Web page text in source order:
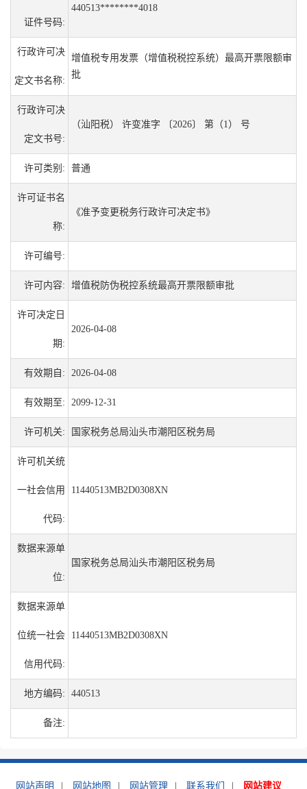
证件号码:
440513********4018
行政许可决
定文书名称:
增值税专用发票（增值税税控系统）最高开票限额审
批
行政许可决
定文书号:
（汕阳税） 许变准字 〔2026〕 第（1） 号
许可类别: 普通
许可证书名
称:
《准予变更税务行政许可决定书》
许可编号:
许可内容: 增值税防伪税控系统最高开票限额审批
许可决定日
期:
2026-04-08
有效期自: 2026-04-08
有效期至: 2099-12-31
许可机关: 国家税务总局汕头市潮阳区税务局
许可机关统
一社会信用
代码:
11440513MB2D0308XN
数据来源单
位:
国家税务总局汕头市潮阳区税务局
数据来源单
位统一社会
信用代码:
11440513MB2D0308XN
地方编码: 440513
备注:
网站声明 网站地图 网站管理 联系我们 网站建议